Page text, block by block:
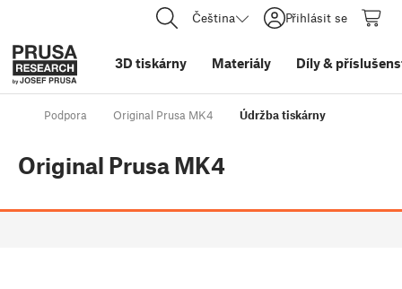
Čeština Přihlásit se
3D tiskárny Materiály Díly&
Podpora Original Prusa MK4 Údržba tiskárny
Original Prusa MK4